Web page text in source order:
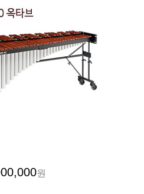
원